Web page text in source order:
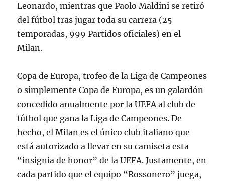
Leonardo, mientras que Paolo Maldini se retiró
del fútbol tras jugar toda su carrera (25
temporadas, 999 Partidos oficiales) en el
Milan.
Copa de Europa, trofeo de la Liga de Campeones
o simplemente Copa de Europa, es un galardón
concedido anualmente por la UEFA al club de
fútbol que gana la Liga de Campeones. De
hecho, el Milan es el único club italiano que
está autorizado a llevar en su camiseta esta
“insignia de honor” de la UEFA. Justamente, en
cada partido que el equipo “Rossonero” juega,